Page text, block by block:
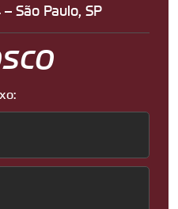
São Paulo, SP